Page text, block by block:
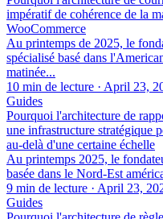
impératif de cohérence de la
WooCommerce
Au printemps de 2025, le
spécialisé basé dans
matinée...
10 min de lecture · April 23,
Guides
Pourquoi l'architecture de
une infrastructure stratégique
au-delà d'une certaine échelle
Au printemps 2025, le
basée dans le Nord-Est
9 min de lecture · April 23,
Guides